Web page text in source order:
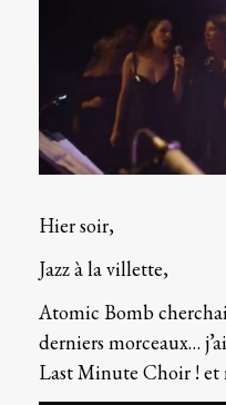
Walking
Live au
Hier soir,
Jazz à la villette,
Atomic Bomb
derniers morceaux…
Last Minute Choir ! et